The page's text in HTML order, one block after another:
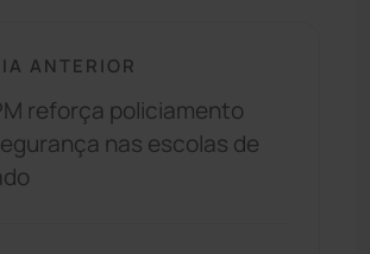
ANTERIOR
reforça policiamento
nas escolas de